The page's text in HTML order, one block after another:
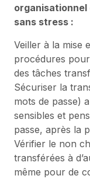
sans stress :
Veiller à la mise
procédures
des tâches
Sécuriser la
mots de passe)
sensibles et
passe, après la
Vérifier le non
transférées à
même pour de